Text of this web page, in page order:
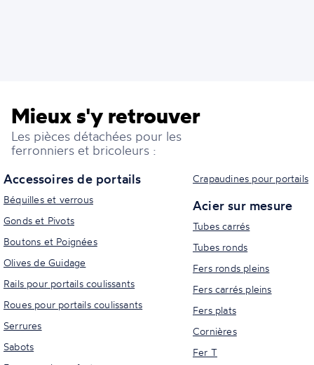
Mieux s'y retrouver
Les pièces détachées pour les
ferronniers et bricoleurs :
Accessoires de portails
Béquilles et verrous
Gonds et Pivots
Boutons et Poignées
Olives de Guidage
Rails pour portails coulissants
Roues pour portails coulissants
Serrures
Sabots
Crapaudines pour portails
Acier sur mesure
Tubes carrés
Tubes ronds
Fers ronds pleins
Fers carrés pleins
Fers plats
Cornières
Fer T